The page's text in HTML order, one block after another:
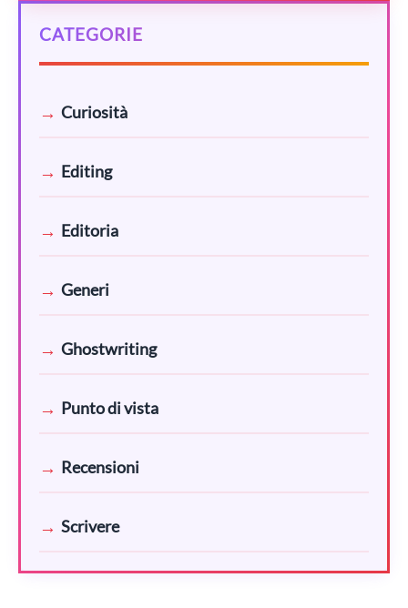
CATEGORIE
Curiosità
Editing
Editoria
Generi
Ghostwriting
Punto di vista
Recensioni
Scrivere